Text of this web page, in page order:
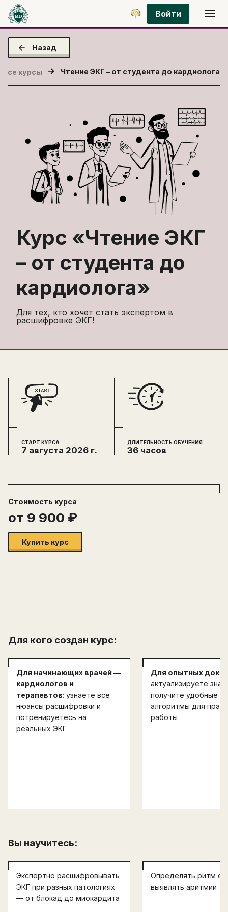
Войти
Назад
Все курсы Чтение ЭКГ – от студента до кардиолога
Курс «Чтение ЭКГ
– от студента до
кардиолога»
Для тех, кто хочет стать экспертом в
расшифровке ЭКГ!
СТАРТ КУРСА
7 августа 2026 г.
ДЛИТЕЛЬНОСТЬ ОБУЧЕНИЯ
36 часов
Стоимость курса
от 9 900 ₽
Купить курс
Для кого создан курс:
Для начинающих врачей —
кардиологов и
терапевтов: узнаете все
нюансы расшифровки и
потренируетесь на
реальных ЭКГ
Для опытных
актуализируете
получите удобные
алгоритмы для
работы
Вы научитесь:
Экспертно расшифровывать
ЭКГ при разных патологиях
— от блокад до миокардита
Определять ритм
выявлять аритмии